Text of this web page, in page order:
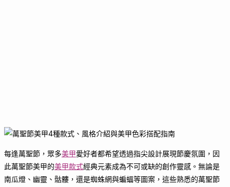
每逢萬聖節，眾多美甲愛好者都希望透過指尖設計展現節慶氛圍，因
此萬聖節美甲的美甲款式經典元素成為不可或缺的創作靈感。無論是
南瓜燈、幽靈、骷髏，還是蜘蛛網與蝙蝠等圖案，這些熟悉的萬聖節